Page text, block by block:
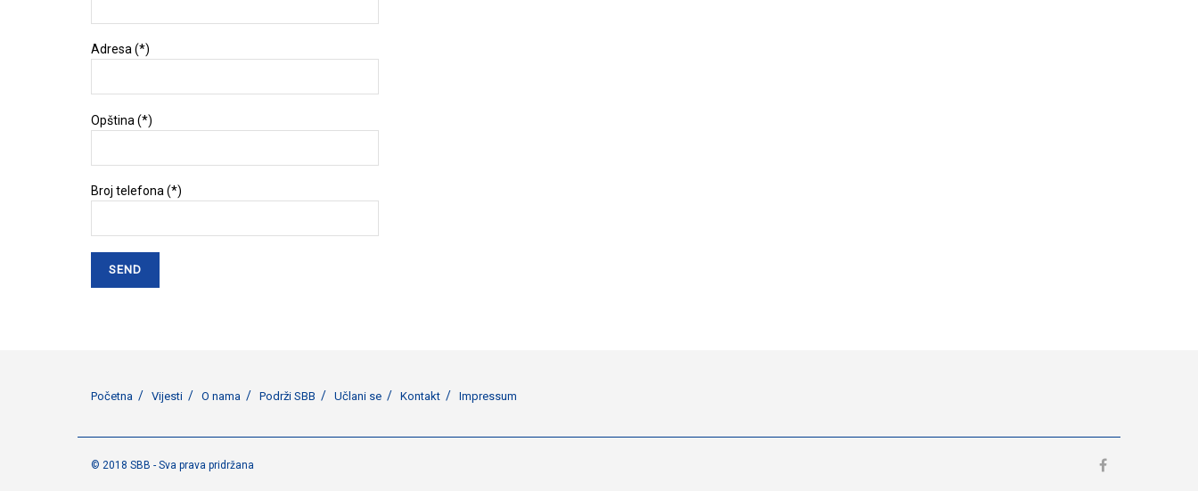
Adresa (*)
Opština (*)
Broj telefona (*)
Početna Vijesti O nama Podrži SBB Učlani se Kontakt Impressum
© 2018 SBB - Sva prava pridržana